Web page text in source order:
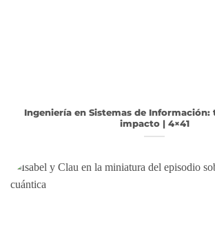
Ingeniería en Sistemas de
impacto | 4×41